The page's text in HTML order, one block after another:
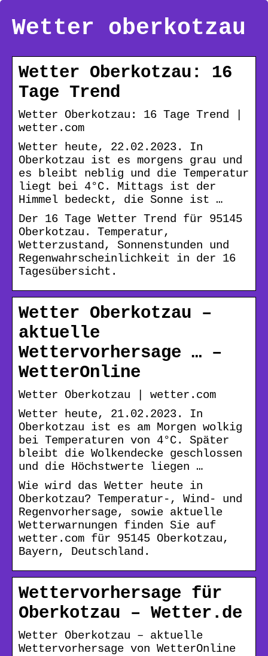
Wetter oberkotzau
Wetter Oberkotzau: 16
Tage Trend
Wetter Oberkotzau: 16 Tage Trend |
wetter.com
Wetter heute, 22.02.2023. In
Oberkotzau ist es morgens grau und
es bleibt neblig und die Temperatur
liegt bei 4°C. Mittags ist der
Himmel bedeckt, die Sonne ist …
Der 16 Tage Wetter Trend für 95145
Oberkotzau. Temperatur,
Wetterzustand, Sonnenstunden und
Regenwahrscheinlichkeit in der 16
Tagesübersicht.
Wetter Oberkotzau –
aktuelle
Wettervorhersage … –
WetterOnline
Wetter Oberkotzau | wetter.com
Wetter heute, 21.02.2023. In
Oberkotzau ist es am Morgen wolkig
bei Temperaturen von 4°C. Später
bleibt die Wolkendecke geschlossen
und die Höchstwerte liegen …
Wie wird das Wetter heute in
Oberkotzau? Temperatur-, Wind- und
Regenvorhersage, sowie aktuelle
Wetterwarnungen finden Sie auf
wetter.com für 95145 Oberkotzau,
Bayern, Deutschland.
Wettervorhersage für
Oberkotzau – Wetter.de
Wetter Oberkotzau – aktuelle
Wettervorhersage von WetterOnline